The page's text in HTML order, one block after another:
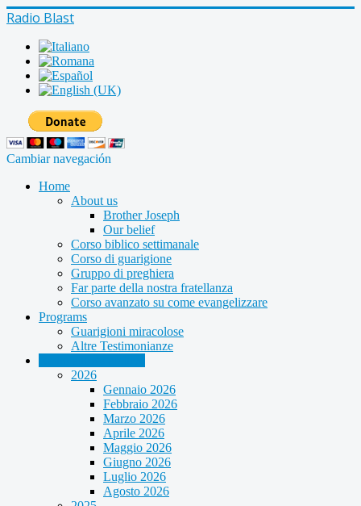
Radio Blast
Cambiar navegación
Home
About us
Brother Joseph
Our belief
Corso biblico settimanale
Corso di guarigione
Gruppo di preghiera
Far parte della nostra fratellanza
Corso avanzato su come evangelizzare
Programs
Guarigioni miracolose
Altre Testimonianze
2026
Gennaio 2026
Febbraio 2026
Marzo 2026
Aprile 2026
Maggio 2026
Giugno 2026
Luglio 2026
Agosto 2026